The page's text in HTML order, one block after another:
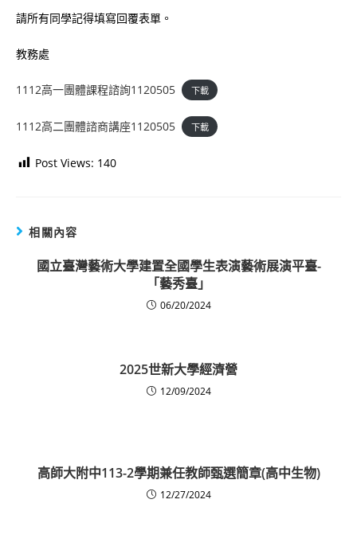
請所有同學記得填寫回覆表單。
教務處
1112高一團體課程諮詢1120505 下載
1112高二團體諮商講座1120505 下載
Post Views: 140
相關內容
國立臺灣藝術大學建置全國學生表演藝術展演平臺-
「藝秀臺」
06/20/2024
2025世新大學經濟營
12/09/2024
高師大附中113-2學期兼任教師甄選簡章(高中生物)
12/27/2024